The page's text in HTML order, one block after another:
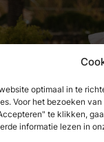
optimaal in te
Voor het bezoeken
te klikken,
informatie lezen in